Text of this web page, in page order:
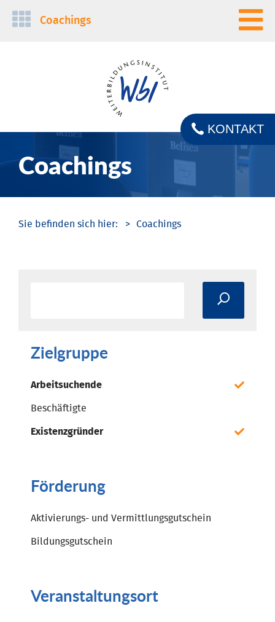
Navigation
Coachings
Coachings
KONTAKT
Coachings
Zielgruppe
Arbeitsuchende
Beschäftigte
Existenzgründer
Förderung
Aktivierungs- und Vermittlungsgutschein
Bildungsgutschein
Veranstaltungsort